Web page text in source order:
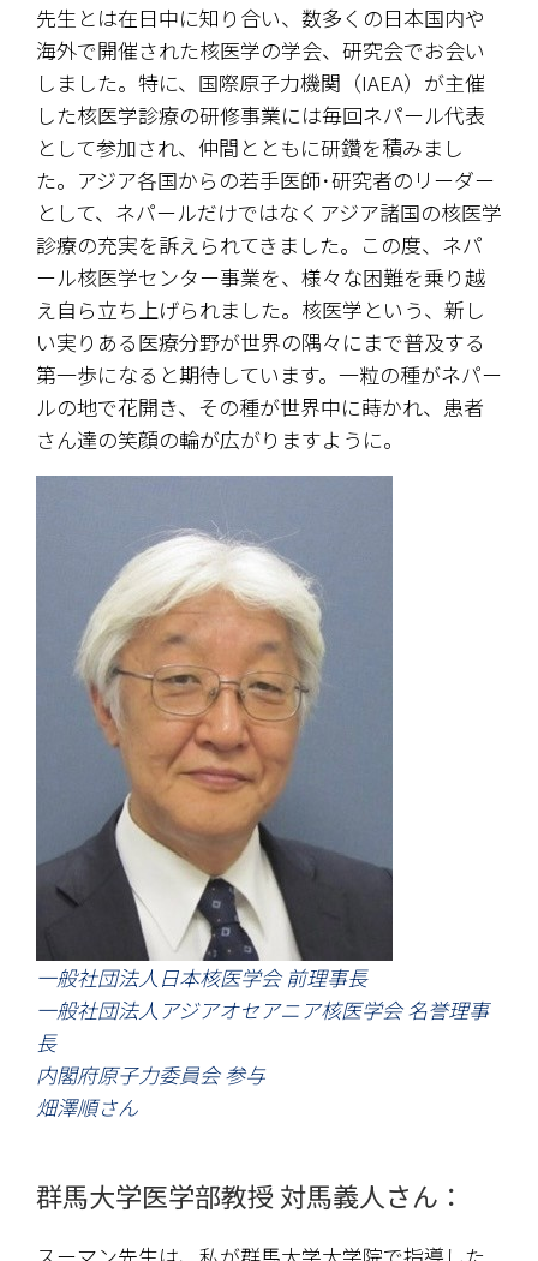
先生とは在日中に知り合い、数多くの日本国内や
海外で開催された核医学の学会、研究会でお会い
しました。特に、国際原子力機関（IAEA）が主催
した核医学診療の研修事業には毎回ネパール代表
として参加され、仲間とともに研鑽を積みまし
た。アジア各国からの若手医師･研究者のリーダー
として、ネパールだけではなくアジア諸国の核医学
診療の充実を訴えられてきました。この度、ネパ
ール核医学センター事業を、様々な困難を乗り越
え自ら立ち上げられました。核医学という、新し
い実りある医療分野が世界の隅々にまで普及する
第一歩になると期待しています。一粒の種がネパー
ルの地で花開き、その種が世界中に蒔かれ、患者
さん達の笑顔の輪が広がりますように。
一般社団法人日本核医学会 前理事長
一般社団法人アジアオセアニア核医学会 名誉理事
長
内閣府原子力委員会 参与
畑澤順さん
群馬大学医学部教授 対馬義人さん：